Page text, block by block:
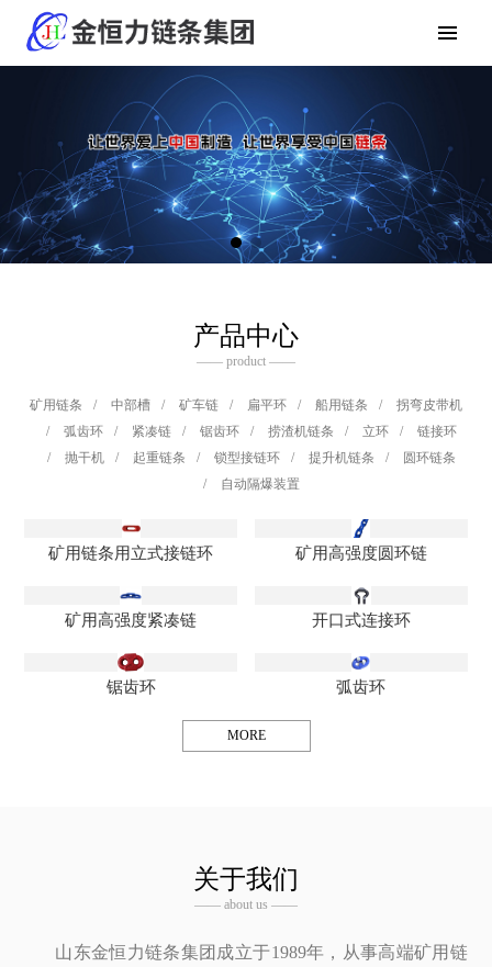
产品中心
—— product ——
矿用链条 / 中部槽 / 矿车链 / 扁平环 / 船用链条 /
拐弯皮带机
/
弧齿环 / 紧凑链 / 锯齿环 / 捞渣机链条 / 立环 /
链接环
/
抛干机 / 起重链条 / 锁型接链环 / 提升机链条 /
圆环链条
/
自动隔爆装置
矿用链条用立式接链环 矿用高强度圆环链
矿用高强度紧凑链 开口式连接环
锯齿环 弧齿环
MORE
关于我们
—— about us ——
山东金恒力链条集团成立于1989年，从事高端矿用链